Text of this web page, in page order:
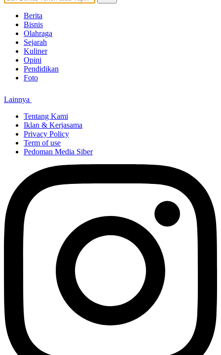
Berita
Bisnis
Olahraga
Sejarah
Kuliner
Opini
Pendidikan
Foto
Lainnya
Tentang Kami
Iklan & Kerjasama
Privacy Policy
Term of use
Pedoman Media Siber